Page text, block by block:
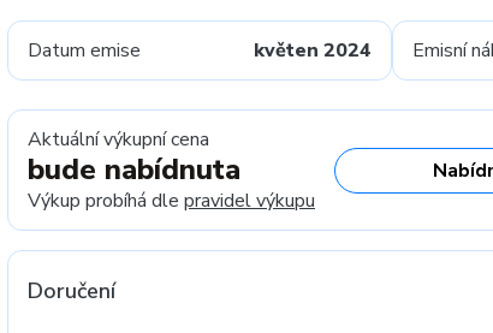
Datum emise květen 2024 Emisní
Aktuální výkupní cena
bude nabídnuta
Výkup probíhá dle pravidel výkupu
Doručení